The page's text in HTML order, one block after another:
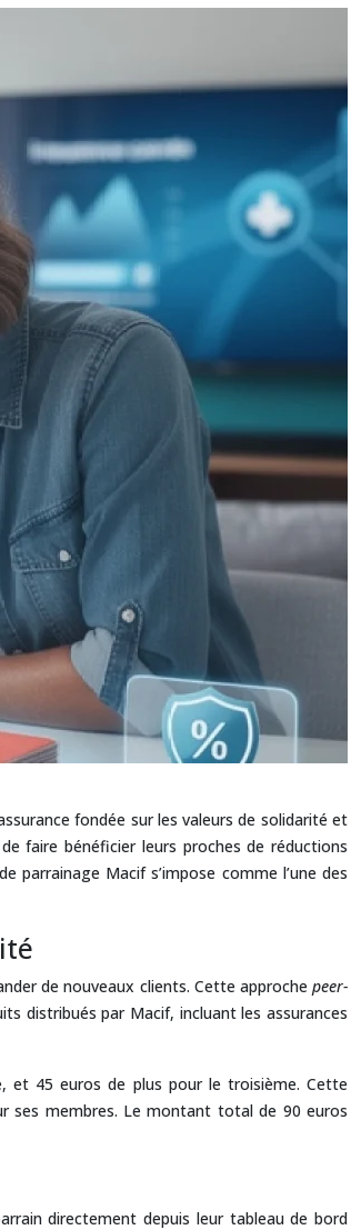
fondée sur les valeurs de solidarité et
faire bénéficier leurs proches de réductions
Macif s’impose comme l’une des
de nouveaux clients. Cette approche peer-
distribués par Macif, incluant les assurances
et 45 euros de plus pour le troisième. Cette
ses membres. Le montant total de 90 euros
directement depuis leur tableau de bord